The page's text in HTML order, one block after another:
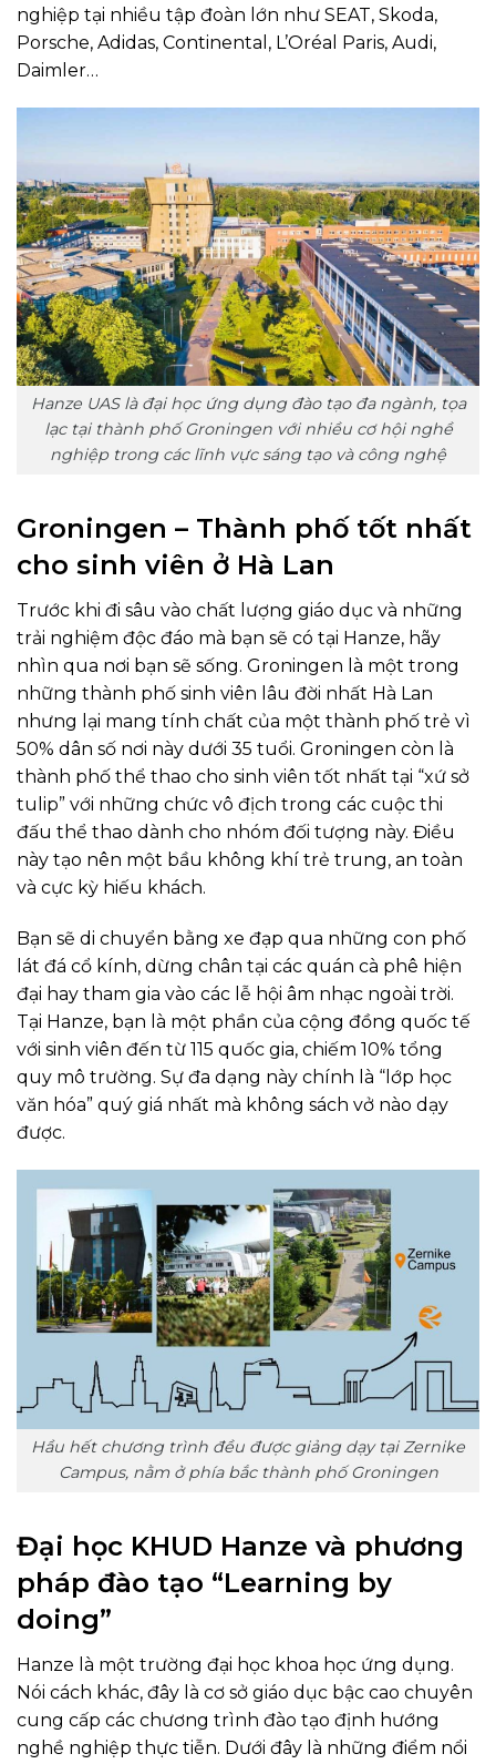
nghiệp tại nhiều tập đoàn lớn như SEAT, Skoda,
Porsche, Adidas, Continental, L’Oréal Paris, Audi,
Daimler…
Hanze UAS là đại học ứng dụng đào tạo đa ngành, tọa
lạc tại thành phố Groningen với nhiều cơ hội nghề
nghiệp trong các lĩnh vực sáng tạo và công nghệ
Groningen – Thành phố tốt nhất
cho sinh viên ở Hà Lan
Trước khi đi sâu vào chất lượng giáo dục và những
trải nghiệm độc đáo mà bạn sẽ có tại Hanze, hãy
nhìn qua nơi bạn sẽ sống. Groningen là một trong
những thành phố sinh viên lâu đời nhất Hà Lan
nhưng lại mang tính chất của một thành phố trẻ vì
50% dân số nơi này dưới 35 tuổi. Groningen còn là
thành phố thể thao cho sinh viên tốt nhất tại “xứ sở
tulip” với những chức vô địch trong các cuộc thi
đấu thể thao dành cho nhóm đối tượng này. Điều
này tạo nên một bầu không khí trẻ trung, an toàn
và cực kỳ hiếu khách.
Bạn sẽ di chuyển bằng xe đạp qua những con phố
lát đá cổ kính, dừng chân tại các quán cà phê hiện
đại hay tham gia vào các lễ hội âm nhạc ngoài trời.
Tại Hanze, bạn là một phần của cộng đồng quốc tế
với sinh viên đến từ 115 quốc gia, chiếm 10% tổng
quy mô trường. Sự đa dạng này chính là “lớp học
văn hóa” quý giá nhất mà không sách vở nào dạy
được.
Hầu hết chương trình đều được giảng dạy tại Zernike
Campus, nằm ở phía bắc thành phố Groningen
Đại học KHUD Hanze và phương
pháp đào tạo “Learning by
doing”
Hanze là một trường đại học khoa học ứng dụng.
Nói cách khác, đây là cơ sở giáo dục bậc cao chuyên
cung cấp các chương trình đào tạo định hướng
nghề nghiệp thực tiễn. Dưới đây là những điểm nổi